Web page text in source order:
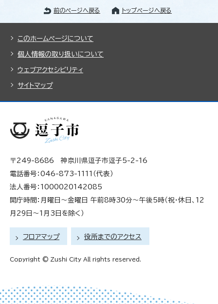
前のページへ戻る トップページへ戻る
このホームページについて
個人情報の取り扱いについて
ウェブアクセシビリティ
サイトマップ
〒249-8686 神奈川県逗子市逗子5-2-16
電話番号：046-873-1111（代表）
法人番号：1000020142085
開庁時間：月曜日～金曜日 午前8時30分～午後5時（祝・休日、12
月29日～1月3日を除く）
フロアマップ 役所までのアクセス
Copyright © Zushi City All rights reserved.